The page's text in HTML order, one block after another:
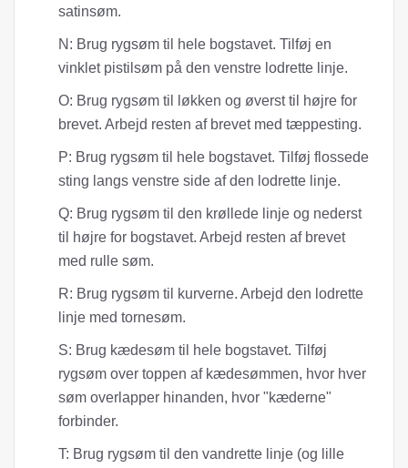
satinsøm.
N: Brug rygsøm til hele bogstavet. Tilføj en
vinklet pistilsøm på den venstre lodrette linje.
O: Brug rygsøm til løkken og øverst til højre for
brevet. Arbejd resten af ​​brevet med tæppesting.
P: Brug rygsøm til hele bogstavet. Tilføj flossede
sting langs venstre side af den lodrette linje.
Q: Brug rygsøm til den krøllede linje og nederst
til højre for bogstavet. Arbejd resten af ​​brevet
med rulle søm.
R: Brug rygsøm til kurverne. Arbejd den lodrette
linje med tornesøm.
S: Brug kædesøm til hele bogstavet. Tilføj
rygsøm over toppen af ​​kædesømmen, hvor hver
søm overlapper hinanden, hvor "kæderne"
forbinder.
T: Brug rygsøm til den vandrette linje (og lille